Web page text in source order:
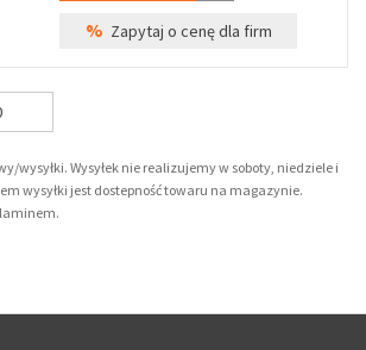
% Zapytaj o cenę dla firm
wysyłki. Wysyłek nie realizujemy w soboty, niedziele i
wysyłki jest dostepność towaru na magazynie.